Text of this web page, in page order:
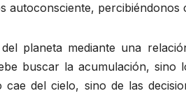
autoconsciente, percibiéndonos
planeta mediante una
buscar la acumulación,
del cielo, sino de las